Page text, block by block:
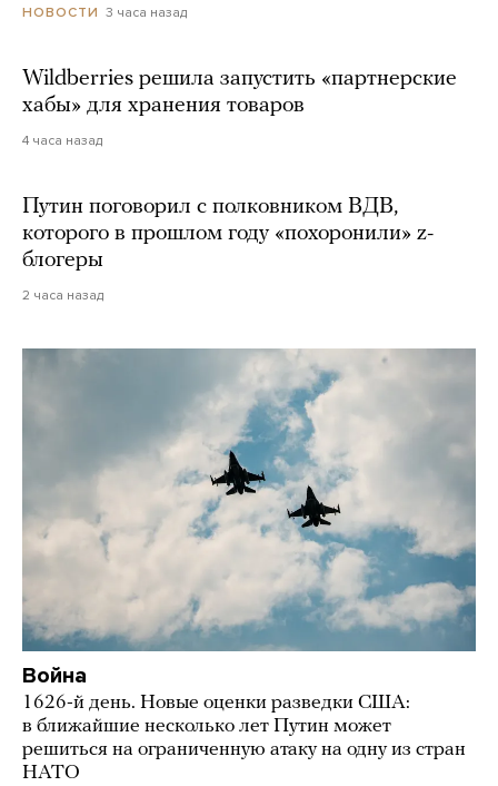
НОВОСТИ 3 часа назад
Wildberries решила запустить «партнерские
хабы» для хранения товаров
4 часа назад
Путин поговорил с полковником ВДВ,
которого в прошлом году «похоронили» z-
блогеры
2 часа назад
Война
1626-й день. Новые оценки разведки США:
в ближайшие несколько лет Путин может
решиться на ограниченную атаку на одну из стран
НАТО